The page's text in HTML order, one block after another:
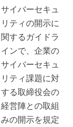
サイバーセキュ
リティの開示に
関するガイドラ
インで、企業の
サイバーセキュ
リティ課題に対
する取締役会の
経営陣との取組
みの開示を規定